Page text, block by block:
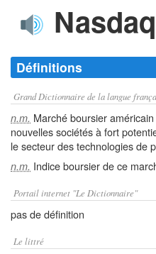
Nasdaq
Définitions
Grand Dictionnaire de la langue
n.m. Marché boursier
nouvelles sociétés à fort
le secteur des technologies de
n.m. Indice boursier de ce
Portail internet "Le Dictionnaire"
pas de définition
Le littré